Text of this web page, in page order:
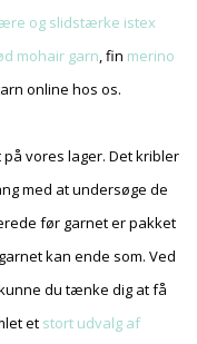
og slidstærke istex
mohair garn, fin merino
online hos os.
vores lager. Det kribler
med at undersøge de
før garnet er pakket
kan ende som. Ved
du tænke dig at få
et stort udvalg af